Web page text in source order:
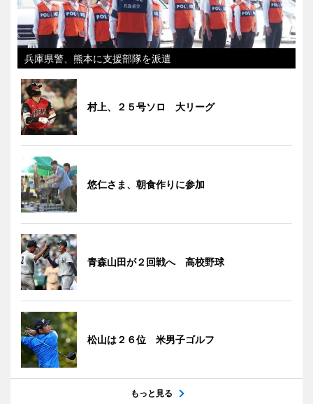
兵庫県警、熊本に支援部隊を派遣
村上、２５号ソロ 大リーグ
悠仁さま、朝食作りに参加
青森山田が２回戦へ 高校野球
松山は２６位 米男子ゴルフ
もっと見る